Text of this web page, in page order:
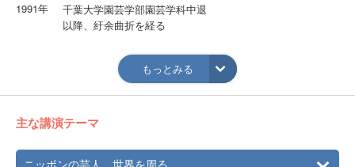
1991年
千葉大学園芸学部園芸学科中退
以降、紆余曲折を経る
江戸太神楽十三代家元・鏡味小仙（現・丸一仙翁）に師事
現在、各種イベント、ステージ等で世界を股にかけて活躍
中
もっとみる
主な講演テーマ
ニッポンの芸人、世界を周る